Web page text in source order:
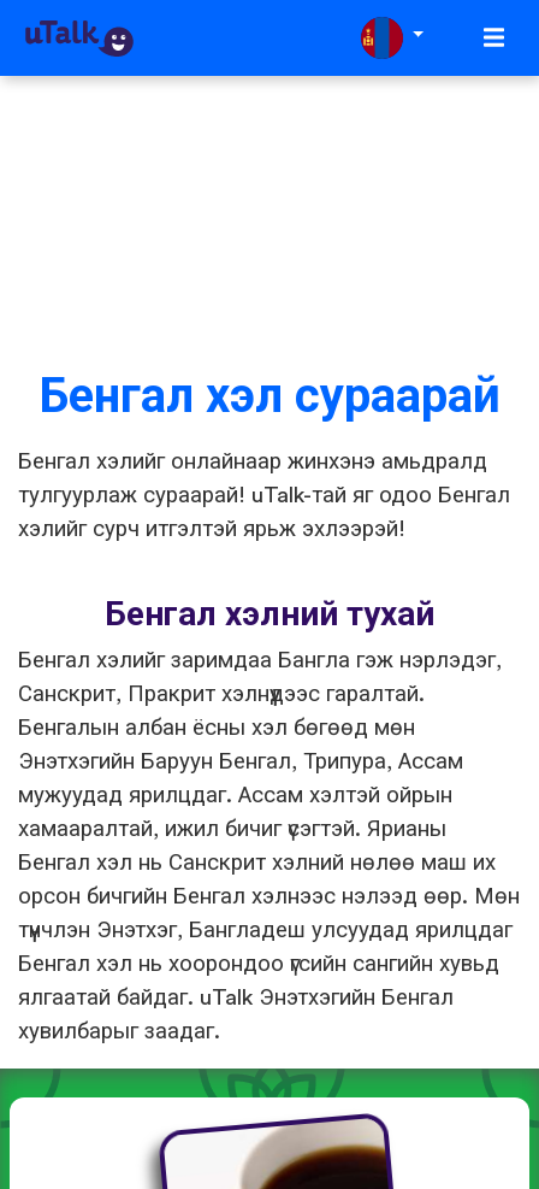
Бенгал хэл сураарай
Бенгал хэлийг онлайнаар жинхэнэ амьдралд
тулгуурлаж сураарай! uTalk-тай яг одоо Бенгал
хэлийг сурч итгэлтэй ярьж эхлээрэй!
Бенгал хэлний тухай
Бенгал хэлийг заримдаа Бангла гэж нэрлэдэг,
Санскрит, Пракрит хэлнүүдээс гаралтай.
Бенгалын албан ёсны хэл бөгөөд мөн
Энэтхэгийн Баруун Бенгал, Трипура, Ассам
мужуудад ярилцдаг. Ассам хэлтэй ойрын
хамааралтай, ижил бичиг үсэгтэй. Ярианы
Бенгал хэл нь Санскрит хэлний нөлөө маш их
орсон бичгийн Бенгал хэлнээс нэлээд өөр. Мөн
түүнчлэн Энэтхэг, Бангладеш улсуудад ярилцдаг
Бенгал хэл нь хоорондоо үгсийн сангийн хувьд
ялгаатай байдаг. uTalk Энэтхэгийн Бенгал
хувилбарыг заадаг.